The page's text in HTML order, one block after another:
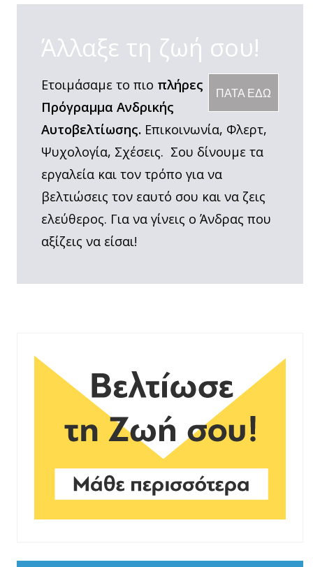
Άλλαξε τη ζωή σου!
ΠΑΤΑ ΕΔΩ
Ετοιμάσαμε το πιο πλήρες
Πρόγραμμα Ανδρικής
Αυτοβελτίωσης. Επικοινωνία, Φλερτ,
Ψυχολογία, Σχέσεις. Σου δίνουμε τα
εργαλεία και τον τρόπο για να
βελτιώσεις τον εαυτό σου και να ζεις
ελεύθερος. Για να γίνεις ο Άνδρας που
αξίζεις να είσαι!